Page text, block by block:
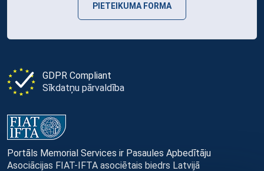
GDPR Compliant
Sīkdatņu pārvaldība
Portāls Memorial Services ir Pasaules Apbedītāju
Asociācijas FIAT-IFTA asociētais biedrs Latvijā
PIETEIKUMA FORMA